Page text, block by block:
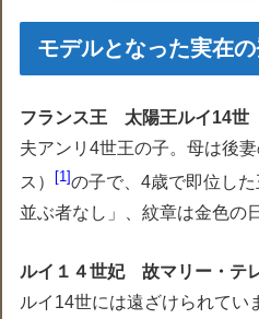
モデルとなった実在
フランス王 太陽王ルイ14世
夫アンリ4世王の子。母は後
ス）
1 の子で、4歳で即位し
並ぶ者なし」、紋章は金色の
ルイ１４世妃 故マリー・テ
ルイ14世には遠ざけられてい